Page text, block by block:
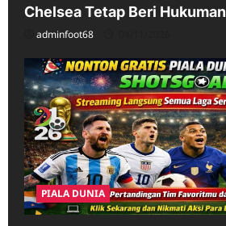
Chelsea Tetap Beri Hukuman
adminfoot68
PIALA DUNIA